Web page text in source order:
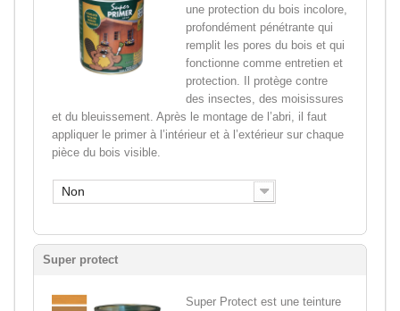
une protection du bois incolore,
profondément pénétrante qui
remplit les pores du bois et qui
fonctionne comme entretien et
protection. Il protège contre
des insectes, des moisissures
et du bleuissement. Après le montage de l’abri, il faut
appliquer le primer à l’intérieur et à l’extérieur sur chaque
pièce du bois visible.
Non
Super protect
Super Protect est une teinture